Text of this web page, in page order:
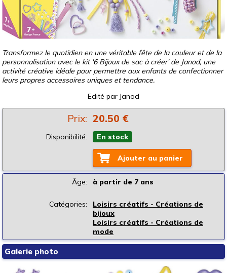
Transformez le quotidien en une véritable fête de la couleur et de la
personnalisation avec le kit '6 Bijoux de sac à créer' de Janod, une
activité créative idéale pour permettre aux enfants de confectionner
leurs propres accessoires uniques et tendance.
Edité par Janod
Prix: 20.50 €
Disponibilité: En stock
Ajouter au panier
Âge: à partir de 7 ans
Catégories:
Loisirs créatifs - Créations de
bijoux
Loisirs créatifs - Créations de
mode
Galerie photo